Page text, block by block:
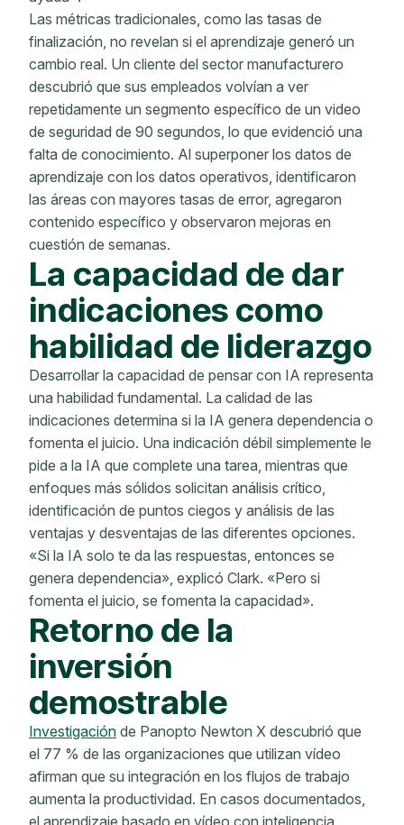
Las métricas tradicionales, como las tasas de
finalización, no revelan si el aprendizaje generó un
cambio real. Un cliente del sector manufacturero
descubrió que sus empleados volvían a ver
repetidamente un segmento específico de un video
de seguridad de 90 segundos, lo que evidenció una
falta de conocimiento. Al superponer los datos de
aprendizaje con los datos operativos, identificaron
las áreas con mayores tasas de error, agregaron
contenido específico y observaron mejoras en
cuestión de semanas.
La capacidad de dar
indicaciones como
habilidad de liderazgo
Desarrollar la capacidad de pensar con IA representa
una habilidad fundamental. La calidad de las
indicaciones determina si la IA genera dependencia o
fomenta el juicio. Una indicación débil simplemente le
pide a la IA que complete una tarea, mientras que
enfoques más sólidos solicitan análisis crítico,
identificación de puntos ciegos y análisis de las
ventajas y desventajas de las diferentes opciones.
«Si la IA solo te da las respuestas, entonces se
genera dependencia», explicó Clark. «Pero si
fomenta el juicio, se fomenta la capacidad».
Retorno de la
inversión
demostrable
Investigación de Panopto Newton X descubrió que
el 77 % de las organizaciones que utilizan vídeo
afirman que su integración en los flujos de trabajo
aumenta la productividad. En casos documentados,
el aprendizaje basado en vídeo con inteligencia